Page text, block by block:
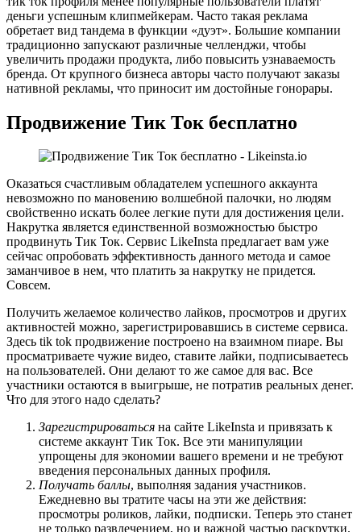
деньги успешным клипмейкерам. Часто такая реклама
обретает вид тандема в функции «дуэт». Большие компании
традиционно запускают различные челленджи, чтобы
увеличить продажи продукта, либо повысить узнаваемость
бренда. От крупного бизнеса авторы часто получают заказы
нативной рекламы, что приносит им достойные гонорары.
Продвижение Тик Ток бесплатно
Оказаться счастливым обладателем успешного аккаунта
невозможно по мановению волшебной палочки, но людям
свойственно искать более легкие пути для достижения цели.
Накрутка является единственной возможностью быстро
продвинуть Тик Ток. Сервис LikeInsta предлагает вам уже
сейчас опробовать эффективность данного метода и самое
заманчивое в нем, что платить за накрутку не придется.
Совсем.
Получить желаемое количество лайков, просмотров и других
активностей можно, зарегистрировавшись в системе сервиса.
Здесь tik tok продвижение построено на взаимном пиаре. Вы
просматриваете чужие видео, ставите лайки, подписываетесь
на пользователей. Они делают то же самое для вас. Все
участники остаются в выигрыше, не потратив реальных денег.
Что для этого надо сделать?
Зарегистрироваться на сайте LikeInsta и привязать к
системе аккаунт Тик Ток. Все эти манипуляции
упрощены для экономии вашего времени и не требуют
введения персональных данных профиля.
Получать баллы, выполняя задания участников.
Ежедневно вы тратите часы на эти же действия:
просмотры роликов, лайки, подписки. Теперь это станет
не только развлечением, но и важной частью раскрутки.